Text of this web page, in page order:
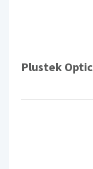
Plustek